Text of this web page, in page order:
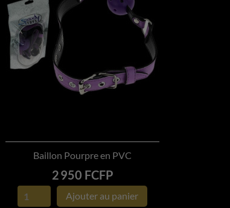
APERÇU RAPIDE
Baillon Pourpre en PVC
Prix
2 950 FCFP
Ajouter au panier